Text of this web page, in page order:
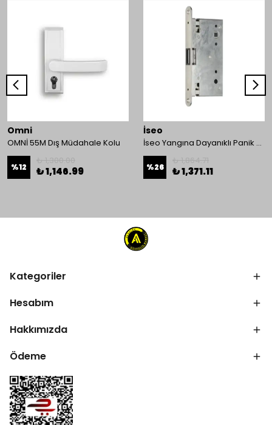
Omni
OMNİ 55M Dış Müdahale Kolu
%12 ₺ 1,146.99
İseo
İseo Yangına Dayanıklı Panik Fonksiyonlu Pasif Kanat İçin Gömme Kilit
%26 ₺ 1,371.11
Kategoriler
Hesabım
Hakkımızda
Ödeme